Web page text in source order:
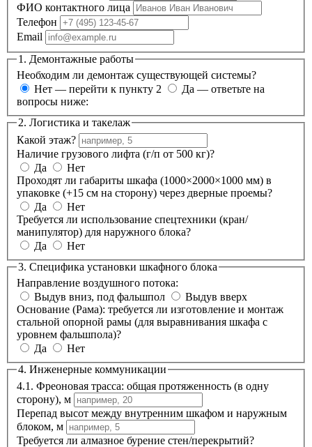
ФИО контактного лица
Телефон
Email
1. Демонтажные работы
Необходим ли демонтаж существующей системы?
Нет — перейти к пункту 2
Да — ответьте на
вопросы ниже:
2. Логистика и такелаж
Какой этаж?
Наличие грузового лифта (г/п от 500 кг)?
Да
Нет
Проходят ли габариты шкафа (1000×2000×1000 мм) в
упаковке (+15 см на сторону) через дверные проемы?
Да
Нет
Требуется ли использование спецтехники (кран/
манипулятор) для наружного блока?
Да
Нет
3. Специфика установки шкафного блока
Направление воздушного потока:
Выдув вниз, под фальшпол
Выдув вверх
Основание (Рама): требуется ли изготовление и монтаж
стальной опорной рамы (для выравнивания шкафа с
уровнем фальшпола)?
Да
Нет
4. Инженерные коммуникации
4.1. Фреоновая трасса: общая протяженность (в одну
сторону), м
Перепад высот между внутренним шкафом и наружным
блоком, м
Требуется ли алмазное бурение стен/перекрытий?